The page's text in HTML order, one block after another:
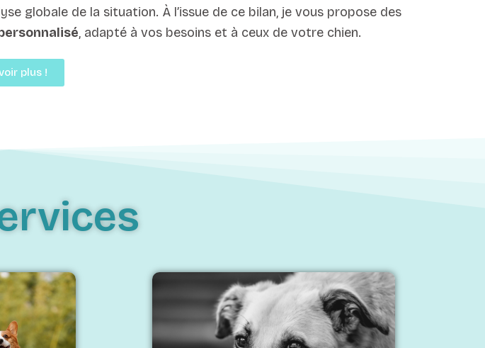
globale de la situation. À l’issue de ce bilan, je vous propose des
, adapté à vos besoins et à ceux de votre chien.
plus !